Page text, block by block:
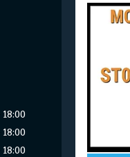
18:00
18:00
18:00